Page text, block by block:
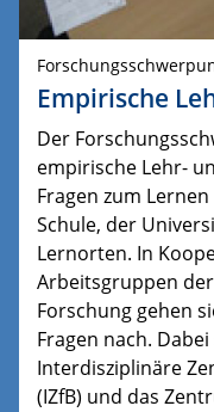
Empirische
Der
empirische Lehr-
Fragen zum
Schule, der
Lernorten. In
Arbeitsgruppen
Forschung gehen
Fragen nach.
Interdisziplinäre
(IZfB) und das